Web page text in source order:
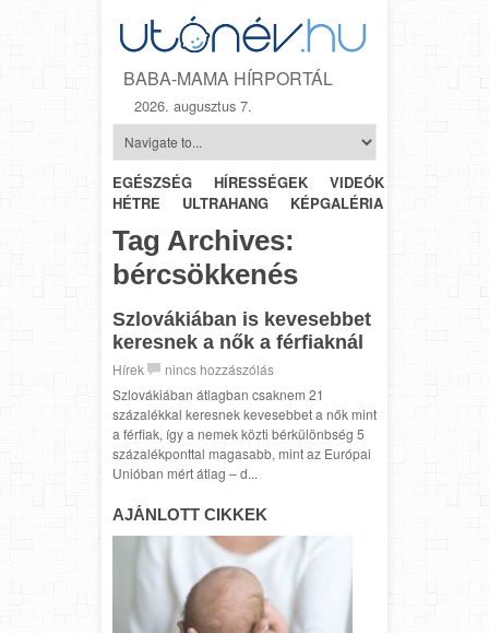
BABA-MAMA HÍRPORTÁL
2026. augusztus 7.
EGÉSZSÉG HÍRESSÉGEK VIDEÓK
HÉTRŐL-
HÉTRE
ULTRAHANG KÉPGALÉRIA
Tag Archives:
bércsökkenés
Szlovákiában is kevesebbet
keresnek a nők a férfiaknál
Hírek
nincs hozzászólás
Szlovákiában átlagban csaknem 21
százalékkal keresnek kevesebbet a nők mint
a férfiak, így a nemek közti bérkülönbség 5
százalékponttal magasabb, mint az Európai
Unióban mért átlag – d...
AJÁNLOTT CIKKEK